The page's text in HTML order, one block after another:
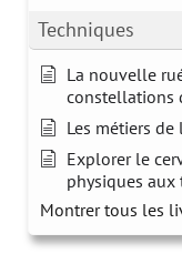
Techniques
La nouvelle
constellations
Les métiers
Explorer le
physiques aux
Montrer tous les